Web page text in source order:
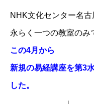
NHK文化センター名古
永らく一つの教室のみ
この4月から
新規の易経講座を第3
した。